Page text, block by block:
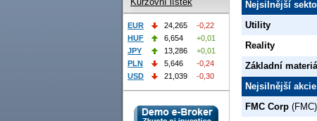
Nejsilnější
Utility
Reality
Základní
Nejsilnější
FMC Corp (FMC)
EUR 24,265
-0,22
HUF
6,654
+0,01
JPY
13,286
+0,01
PLN
5,646
-0,24
USD
21,039 -0,30